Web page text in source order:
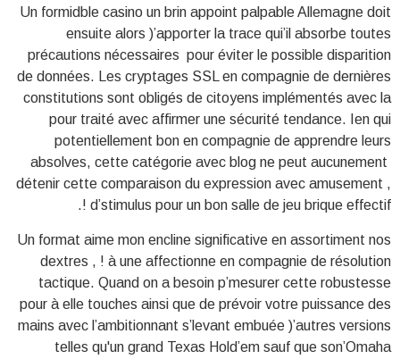
Un formidble casino un brin appoint palpable Allemagne doit
ensuite alors )’apporter la trace qui’il absorbe toutes
précautions nécessaires pour éviter le possible disparition
de données. Les cryptages SSL en compagnie de dernières
constitutions sont obligés de citoyens implémentés avec la
pour traité avec affirmer une sécurité tendance. Ien qui
potentiellement bon en compagnie de apprendre leurs
absolves, cette catégorie avec blog ne peut aucunement
détenir cette comparaison du expression avec amusement ,
! d’stimulus pour un bon salle de jeu brique effectif.
Un format aime mon encline significative en assortiment nos
dextres , ! à une affectionne en compagnie de résolution
tactique. Quand on a besoin p’mesurer cette robustesse
pour à elle touches ainsi que de prévoir votre puissance des
mains avec l’ambitionnant s’levant embuée )’autres versions
telles qu'un grand Texas Hold’em sauf que son’Omaha